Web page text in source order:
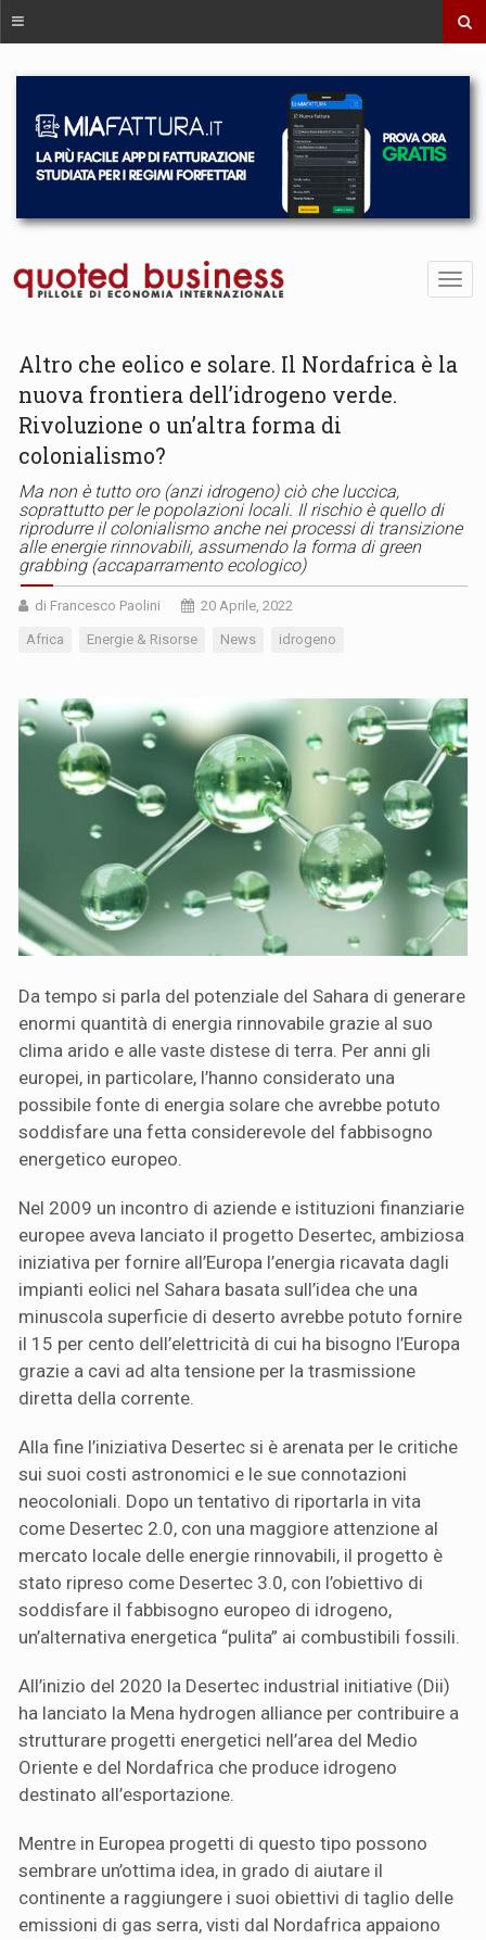
Altro che eolico e solare. Il Nordafrica è la
nuova frontiera dell’idrogeno verde.
Rivoluzione o un’altra forma di
colonialismo?
Ma non è tutto oro (anzi idrogeno) ciò che luccica,
soprattutto per le popolazioni locali. Il rischio è quello di
riprodurre il colonialismo anche nei processi di transizione
alle energie rinnovabili, assumendo la forma di green
grabbing (accaparramento ecologico)
di Francesco Paolini 20 Aprile, 2022
Africa Energie & Risorse News idrogeno
Da tempo si parla del potenziale del Sahara di generare
enormi quantità di energia rinnovabile grazie al suo
clima arido e alle vaste distese di terra. Per anni gli
europei, in particolare, l’hanno considerato una
possibile fonte di energia solare che avrebbe potuto
soddisfare una fetta considerevole del fabbisogno
energetico europeo.
Nel 2009 un incontro di aziende e istituzioni finanziarie
europee aveva lanciato il progetto Desertec, ambiziosa
iniziativa per fornire all’Europa l’energia ricavata dagli
impianti eolici nel Sahara basata sull’idea che una
minuscola superficie di deserto avrebbe potuto fornire
il 15 per cento dell’elettricità di cui ha bisogno l’Europa
grazie a cavi ad alta tensione per la trasmissione
diretta della corrente.
Alla fine l’iniziativa Desertec si è arenata per le critiche
sui suoi costi astronomici e le sue connotazioni
neocoloniali. Dopo un tentativo di riportarla in vita
come Desertec 2.0, con una maggiore attenzione al
mercato locale delle energie rinnovabili, il progetto è
stato ripreso come Desertec 3.0, con l’obiettivo di
soddisfare il fabbisogno europeo di idrogeno,
un’alternativa energetica “pulita” ai combustibili fossili.
All’inizio del 2020 la Desertec industrial initiative (Dii)
ha lanciato la Mena hydrogen alliance per contribuire a
strutturare progetti energetici nell’area del Medio
Oriente e del Nordafrica che produce idrogeno
destinato all’esportazione.
Mentre in Europea progetti di questo tipo possono
sembrare un’ottima idea, in grado di aiutare il
continente a raggiungere i suoi obiettivi di taglio delle
emissioni di gas serra, visti dal Nordafrica appaiono